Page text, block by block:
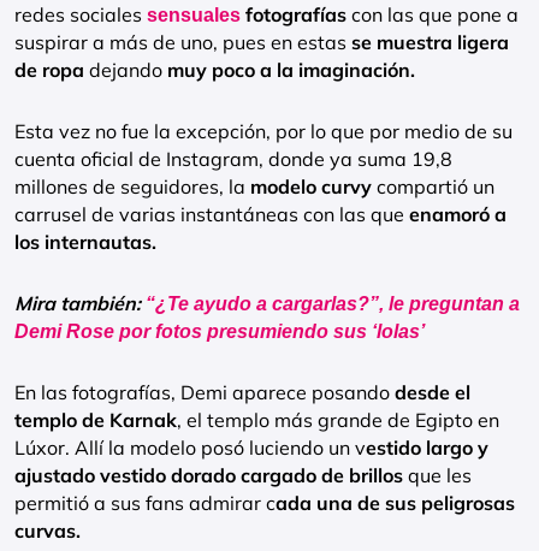
redes sociales sensuales fotografías con las que pone a
suspirar a más de uno, pues en estas se muestra ligera
de ropa dejando muy poco a la imaginación.
Esta vez no fue la excepción, por lo que por medio de su
cuenta oficial de Instagram, donde ya suma 19,8
millones de seguidores, la modelo curvy compartió un
carrusel de varias instantáneas con las que enamoró a
los internautas.
Mira también: “¿Te ayudo a cargarlas?”, le preguntan a
Demi Rose por fotos presumiendo sus ‘lolas’
En las fotografías, Demi aparece posando desde el
templo de Karnak, el templo más grande de Egipto en
Lúxor. Allí la modelo posó luciendo un vestido largo y
ajustado vestido dorado cargado de brillos que les
permitió a sus fans admirar cada una de sus peligrosas
curvas.